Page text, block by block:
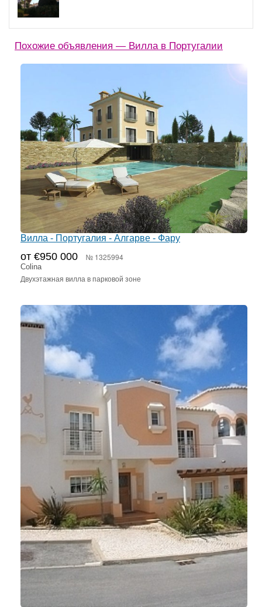
Похожие объявления — Вилла в Португалии
Вилла - Португалия - Алгарве - Фару
от €950 000 № 1325994
Colina
Двухэтажная вилла в парковой зоне